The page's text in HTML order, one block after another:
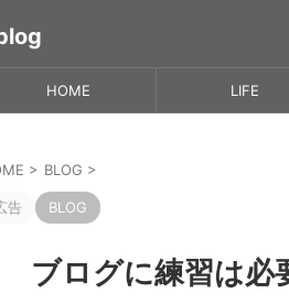
HOME LIFE
> BLOG >
告 BLOG
ブログに練習は必